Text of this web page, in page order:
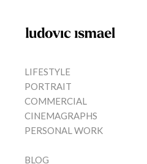
LIFESTYLE
PORTRAIT
COMMERCIAL
CINEMAGRAPHS
PERSONAL WORK
BLOG